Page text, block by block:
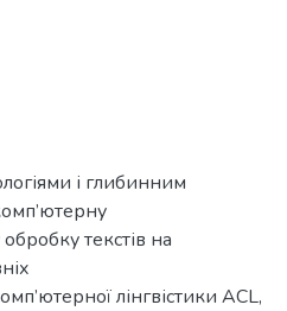
і глибинним
текстів на
лінгвістики ACL,